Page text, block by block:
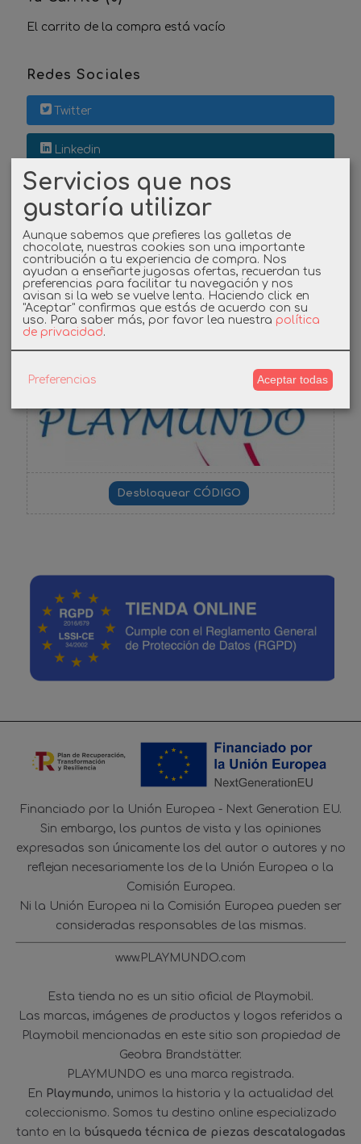
El carrito de la compra está vacío
Redes Sociales
Twitter
Linkedin
Instagram
Cupones
DESCUENTO BIENVENIDA
-3%
Financiado por la Unión Europea - Next Generation EU.
Sin embargo, los puntos de vista y las opiniones
expresadas son únicamente los del autor o autores y no
reflejan necesariamente los de la Unión Europea o la
Comisión Europea.
Ni la Unión Europea ni la Comisión Europea pueden ser
consideradas responsables de las mismas.
www.PLAYMUNDO.com
Esta tienda no es un sitio oficial de Playmobil.
Las marcas, imágenes de productos y logos referidos a
Playmobil mencionadas en este sitio son propiedad de
Geobra Brandstätter.
PLAYMUNDO es una marca registrada.
En Playmundo, unimos la historia y la actualidad del
coleccionismo. Somos tu destino online especializado
tanto en la búsqueda técnica de piezas descatalogadas
Servicios que nos
gustaría utilizar
Aunque sabemos que prefieres las galletas de
chocolate, nuestras cookies son una importante
contribución a tu experiencia de compra. Nos
ayudan a enseñarte jugosas ofertas, recuerdan tus
preferencias para facilitar tu navegación y nos
avisan si la web se vuelve lenta. Haciendo click en
"Aceptar" confirmas que estás de acuerdo con su
uso. Para saber más, por favor lea nuestra política
de privacidad.
Preferencias Aceptar todas